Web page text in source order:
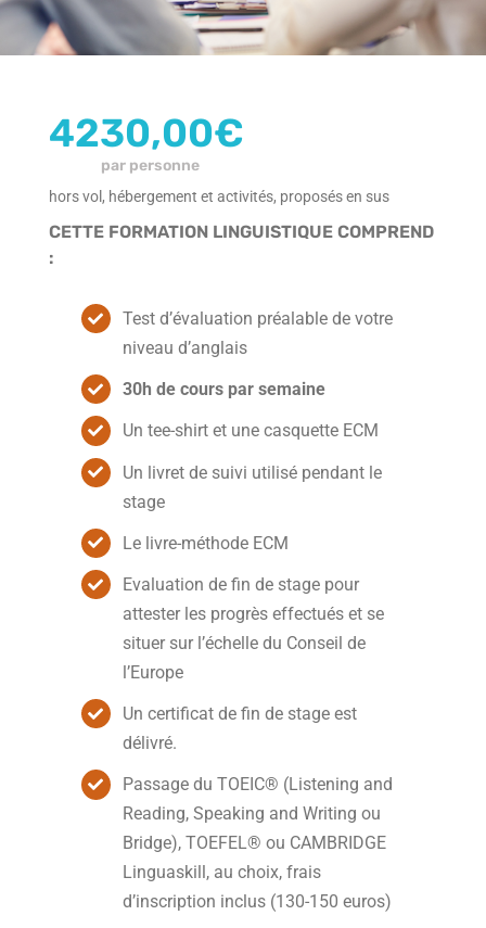
4230,00€
par personne
hors vol, hébergement et activités, proposés en sus
CETTE FORMATION LINGUISTIQUE COMPREND
:
Test d’évaluation préalable de votre
niveau d’anglais
30h de cours par semaine
Un tee-shirt et une casquette ECM
Un livret de suivi utilisé pendant le
stage
Le livre-méthode ECM
Evaluation de fin de stage pour
attester les progrès effectués et se
situer sur l’échelle du Conseil de
l’Europe
Un certificat de fin de stage est
délivré.
Passage du TOEIC® (Listening and
Reading, Speaking and Writing ou
Bridge), TOEFEL® ou CAMBRIDGE
Linguaskill, au choix, frais
d’inscription inclus (130-150 euros)